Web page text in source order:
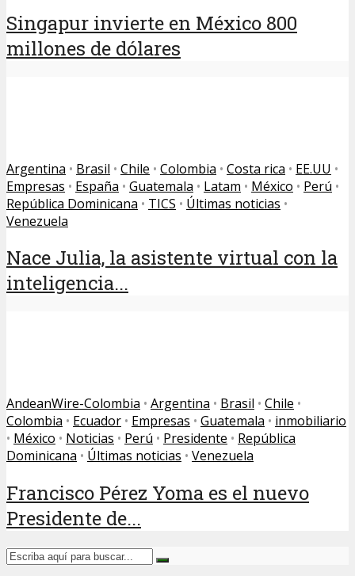
Singapur invierte en México 800
millones de dólares
Argentina • Brasil • Chile • Colombia • Costa rica • EE.UU •
Empresas • España • Guatemala • Latam • México • Perú •
República Dominicana • TICS • Últimas noticias •
Venezuela
Nace Julia, la asistente virtual con la
inteligencia...
AndeanWire-Colombia • Argentina • Brasil • Chile •
Colombia • Ecuador • Empresas • Guatemala • inmobiliario
• México • Noticias • Perú • Presidente • República
Dominicana • Últimas noticias • Venezuela
Francisco Pérez Yoma es el nuevo
Presidente de...